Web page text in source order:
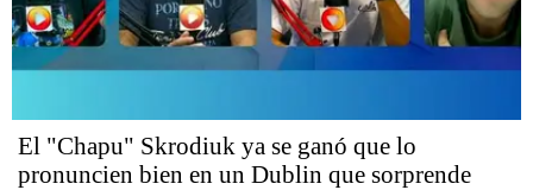
El "Chapu" Skrodiuk ya se ganó que lo
pronuncien bien en un Dublin que sorprende